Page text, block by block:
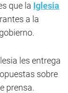
que la Iglesia
a la
les entrega
sobre
prensa.